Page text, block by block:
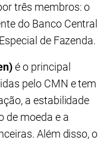
três membros: o
do Banco Central
de Fazenda.
é o principal
pelo CMN e tem
a estabilidade
de moeda e a
Além disso, o